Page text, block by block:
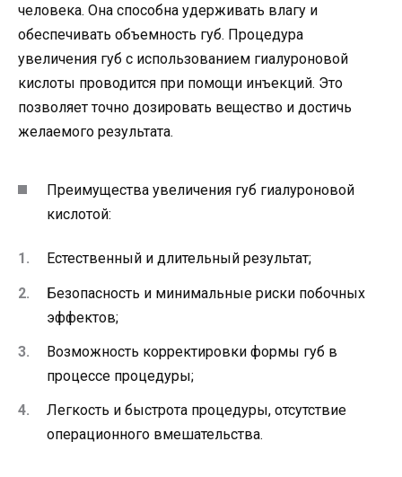
человека. Она способна удерживать влагу и
обеспечивать объемность губ. Процедура
увеличения губ с использованием гиалуроновой
кислоты проводится при помощи инъекций. Это
позволяет точно дозировать вещество и достичь
желаемого результата.
Преимущества увеличения губ гиалуроновой
кислотой:
Естественный и длительный результат;
Безопасность и минимальные риски побочных
эффектов;
Возможность корректировки формы губ в
процессе процедуры;
Легкость и быстрота процедуры, отсутствие
операционного вмешательства.